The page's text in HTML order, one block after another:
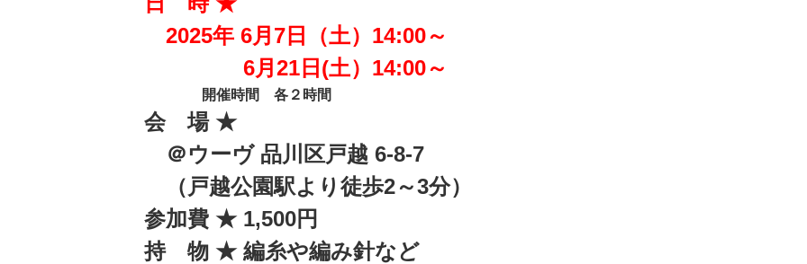
2025年 6月7日（土） 14:00～
6月21日(土）14:00～
開催時間 各２時間
会 場 ★
＠ウーヴ 品川区戸越 6-8-7
（戸越公園駅より徒歩2～3分）
参加費 ★ 1,500円
持 物 ★ 編糸や編み針など